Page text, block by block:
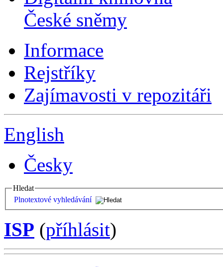
České sněmy
Informace
Rejstříky
Zajímavosti v repozitáři
English
Česky
Hledat
Plnotextové vyhledávání
ISP (příhlásit)